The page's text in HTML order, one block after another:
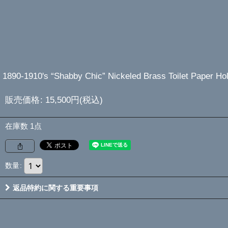
1890-1910's “Shabby Chic” Nickeled Brass Toilet Paper
販売価格: 15,500円 (税込)
在庫数 1点
数量:
返品特約に関する重要事項